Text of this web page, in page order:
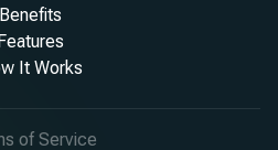
Benefits
It Works
of Service